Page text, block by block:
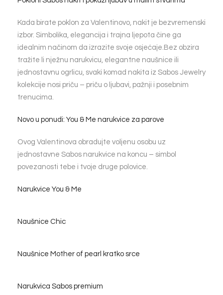
Kada birate poklon za Valentinovo, nakit je bezvremenski
izbor. Simbolika, elegancija i trajna ljepota čine ga
idealnim načinom da izrazite svoje osjećaje.Bez obzira
tražite li nježnu narukvicu, elegantne naušnice ili
jednostavnu ogrlicu, svaki komad nakita iz Sabos Jewelry
kolekcije nosi priču – priču o ljubavi, pažnji i posebnim
trenucima.
Novo u ponudi: You & Me narukvice za parove
Ovog Valentinova obradujte voljenu osobu uz
jednostavne Sabos narukvice na koncu – simbol
povezanosti tebe i tvoje druge polovice.
Narukvice You & Me
Naušnice Chic
Naušnice Mother of pearl kratko srce
Narukvica Sabos premium